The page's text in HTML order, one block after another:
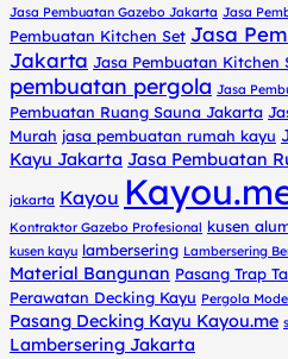
Jasa Pembuatan Gazebo Jakarta Jasa
Pembuatan Kitchen Set Jasa
Jakarta Jasa Pembuatan Kitchen
pembuatan pergola Jasa
Pembuatan Ruang Sauna Jakarta
Murah jasa pembuatan rumah kayu
Kayu Jakarta Jasa Pembuatan
jakarta Kayou
Kontraktor Gazebo Profesional kusen
kusen kayu lambersering Lambersering
Material Bangunan Pasang Trap
Perawatan Decking Kayu Pergola
Pasang Decking Kayu Kayou.me
Lambersering Jakarta